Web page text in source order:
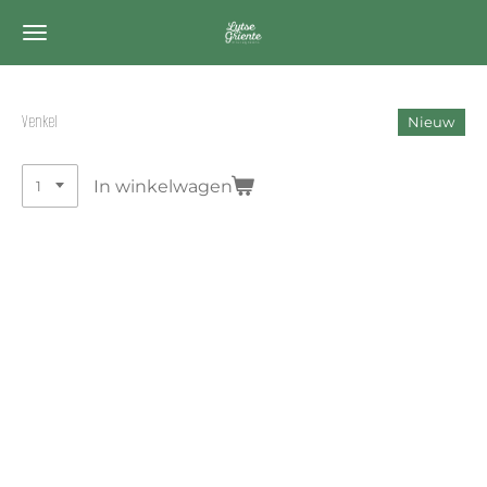
Ga
hoofdinhoud
Venkel Nieuw
In winkelwagen